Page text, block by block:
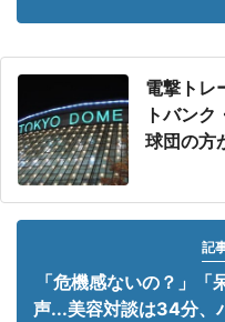
電撃トレ
トバン
球団の方
記
「危機感ないの？」
声...美容対談は34分、